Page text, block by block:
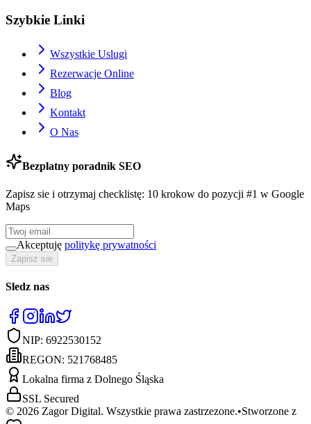
Szybkie Linki
Wszystkie Uslugi
Rezerwacje Online
Blog
Kontakt
O Nas
Bezplatny poradnik SEO
Zapisz sie i otrzymaj checklistę: 10 krokow do pozycji #1 w Google
Maps
Akceptuję politykę prywatności
Zapisz sie
Sledz nas
NIP: 6922530152
REGON: 521768485
Lokalna firma z Dolnego Śląska
SSL Secured
© 2026 Zagor Digital. Wszystkie prawa zastrzezone.•Stworzone z